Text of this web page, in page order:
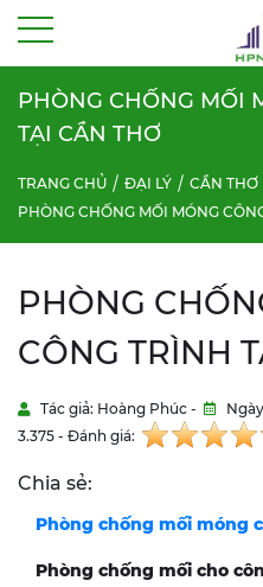
PHÒNG CHỐNG MỐI
TẠI CẦN THƠ
TRANG CHỦ ĐẠI LÝ
CẦN THƠ
PHÒNG CHỐNG MỐI MÓNG
PHÒNG
CÔNG TRÌNH
Tác giả: Hoàng Phúc -
3.375 - Đánh giá:
Chia sẻ:
Phòng chống mối móng
Phòng chống mối cho